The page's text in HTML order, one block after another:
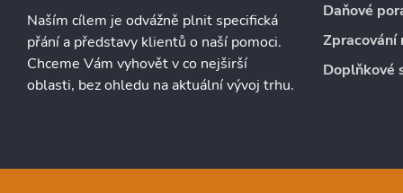
Naším cílem je odvážně plnit specifická
přání a představy klientů o naší pomoci.
Chceme Vám vyhovět v co nejširší
oblasti, bez ohledu na aktuální vývoj trhu.
Daňové
Zpracování
Doplňkové